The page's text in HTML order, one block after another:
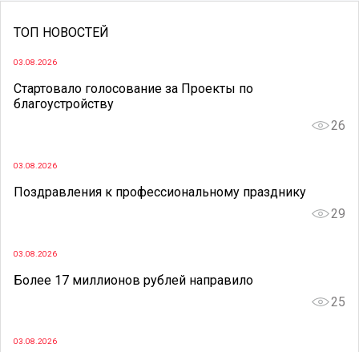
ТОП НОВОСТЕЙ
03.08.2026
Стартовало голосование за Проекты по
благоустройству
26
03.08.2026
Поздравления к профессиональному празднику
29
03.08.2026
Более 17 миллионов рублей направило
25
03.08.2026